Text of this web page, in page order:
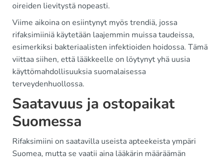
oireiden lievitystä nopeasti.
Viime aikoina on esiintynyt myös trendiä, jossa
rifaksimiiniä käytetään laajemmin muissa taudeissa,
esimerkiksi bakteriaalisten infektioiden hoidossa. Tämä
viittaa siihen, että lääkkeelle on löytynyt yhä uusia
käyttömahdollisuuksia suomalaisessa
terveydenhuollossa.
Saatavuus ja ostopaikat
Suomessa
Rifaksimiini on saatavilla useista apteekeista ympäri
Suomea, mutta se vaatii aina lääkärin määräämän